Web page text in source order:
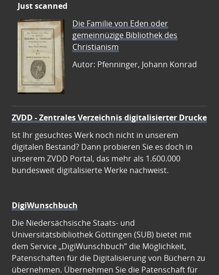
Just scanned
Die Familie von Eden oder
gemeinnüzige Bibliothek des
Christianism
Autor: Pfenninger, Johann Konrad
ZVDD - Zentrales Verzeichnis digitalisierter Drucke
Ist Ihr gesuchtes Werk noch nicht in unserem
digitalen Bestand? Dann probieren Sie es doch in
unserem ZVDD Portal, das mehr als 1.600.000
bundesweit digitalisierte Werke nachweist.
DigiWunschbuch
Die Niedersächsische Staats- und
Universitätsbibliothek Göttingen (SUB) bietet mit
dem Service „DigiWunschbuch” die Möglichkeit,
Patenschaften für die Digitalisierung von Büchern zu
übernehmen. Übernehmen Sie die Patenschaft für